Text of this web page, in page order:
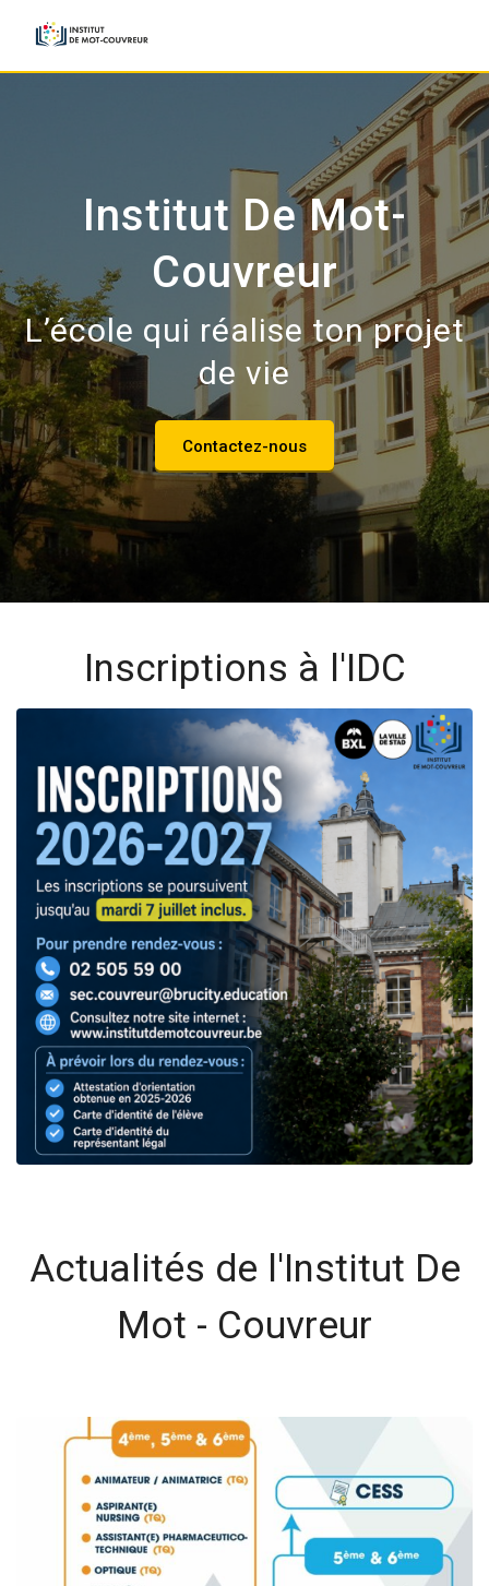
content
Institut De Mot-
Couvreur
L’école qui réalise ton projet
de vie
Contactez-nous
Inscriptions à l'IDC
Actualités de l'Institut De
Mot - Couvreur